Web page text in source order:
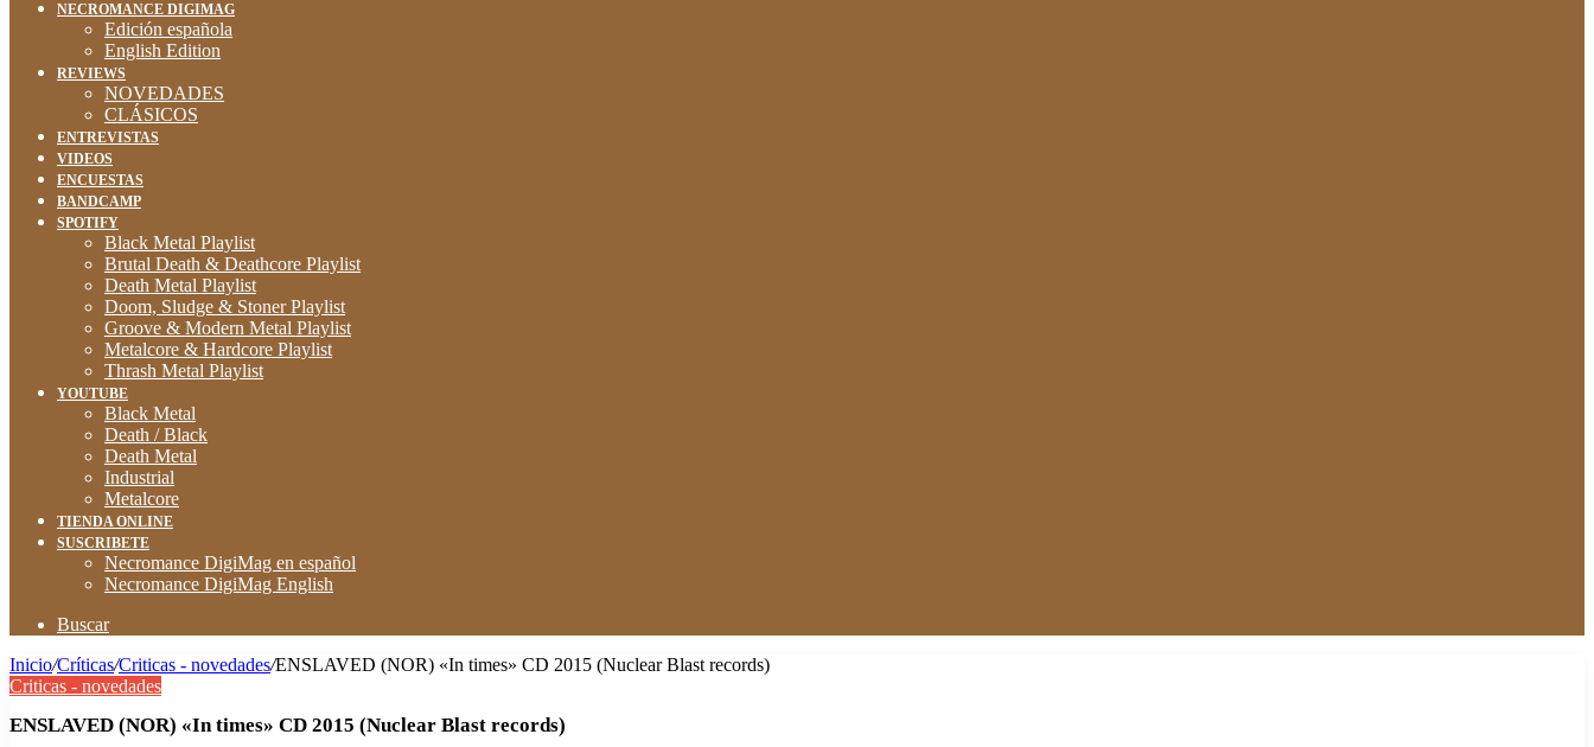
NECROMANCE DIGIMAG
Edición española
English Edition
REVIEWS
NOVEDADES
CLÁSICOS
ENTREVISTAS
VIDEOS
ENCUESTAS
BANDCAMP
SPOTIFY
Black Metal Playlist
Brutal Death & Deathcore Playlist
Death Metal Playlist
Doom, Sludge & Stoner Playlist
Groove & Modern Metal Playlist
Metalcore & Hardcore Playlist
Thrash Metal Playlist
YOUTUBE
Black Metal
Death / Black
Death Metal
Industrial
Metalcore
TIENDA ONLINE
SUSCRIBETE
Necromance DigiMag en español
Necromance DigiMag English
Buscar
Inicio/Críticas/Criticas - novedades/ENSLAVED (NOR) «In times» CD 2015 (Nuclear Blast records)
Criticas - novedades
ENSLAVED (NOR) «In times» CD 2015 (Nuclear Blast records)